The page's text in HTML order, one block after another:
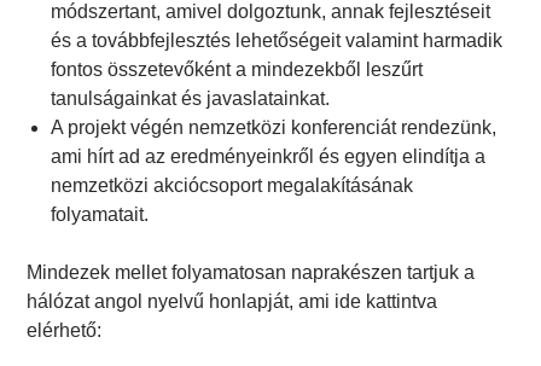
módszertant, amivel dolgoztunk, annak fejlesztéseit
és a továbbfejlesztés lehetőségeit valamint harmadik
fontos összetevőként a mindezekből leszűrt
tanulságainkat és javaslatainkat.
A projekt végén nemzetközi konferenciát rendezünk,
ami hírt ad az eredményeinkről és egyen elindítja a
nemzetközi akciócsoport megalakításának
folyamatait.
Mindezek mellet folyamatosan naprakészen tartjuk a
hálózat angol nyelvű honlapját, ami ide kattintva
elérhető: